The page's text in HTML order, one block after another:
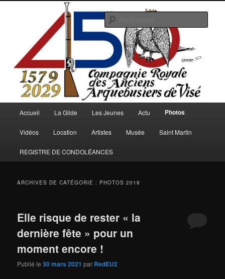
Arquebusiers.eu
Accueil La Gilde Les Jeunes Actu Photos
Vidéos Location Artistes Musée Saint Martin
REGISTRE DE CONDOLÉANCES
ARCHIVES DE CATÉGORIE : PHOTOS 2019
Elle risque de rester « la
dernière fête » pour un
moment encore !
Publié le30 mars 2021 par RedEU2